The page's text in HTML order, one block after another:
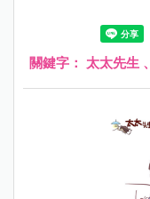
關鍵字： 太太先生